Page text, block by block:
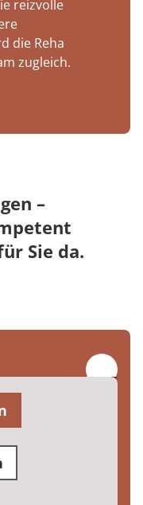
reizvolle
die Reha
zugleich.
–
Sie da.